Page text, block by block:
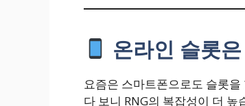
온라인 슬롯
요즘은 스마트폰으로도 슬롯
다 보니 RNG의 복잡성이 더 높